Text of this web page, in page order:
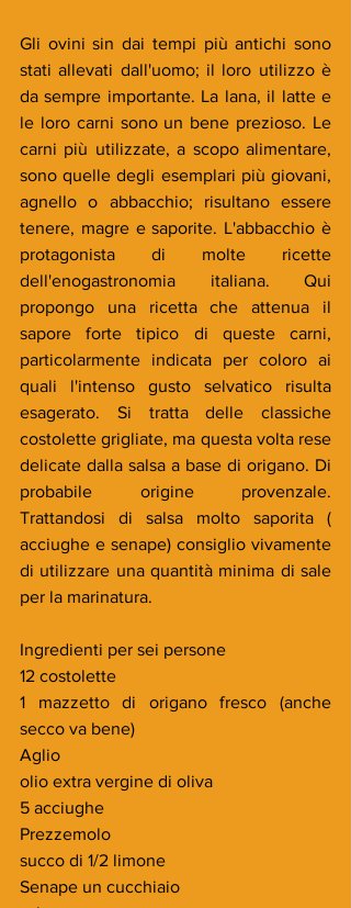
Gli ovini sin dai tempi più antichi sono
stati allevati dall'uomo; il loro utilizzo è
da sempre importante. La lana, il latte e
le loro carni sono un bene prezioso. Le
carni più utilizzate, a scopo alimentare,
sono quelle degli esemplari più giovani,
agnello o abbacchio; risultano essere
tenere, magre e saporite. L'abbacchio è
protagonista di molte ricette
dell'enogastronomia italiana. Qui
propongo una ricetta che attenua il
sapore forte tipico di queste carni,
particolarmente indicata per coloro ai
quali l'intenso gusto selvatico risulta
esagerato. Si tratta delle classiche
costolette grigliate, ma questa volta rese
delicate dalla salsa a base di origano. Di
probabile origine provenzale.
Trattandosi di salsa molto saporita (
acciughe e senape) consiglio vivamente
di utilizzare una quantità minima di sale
per la marinatura.
Ingredienti per sei persone
12 costolette
1 mazzetto di origano fresco (anche
secco va bene)
Aglio
olio extra vergine di oliva
5 acciughe
Prezzemolo
succo di 1/2 limone
Senape un cucchiaio